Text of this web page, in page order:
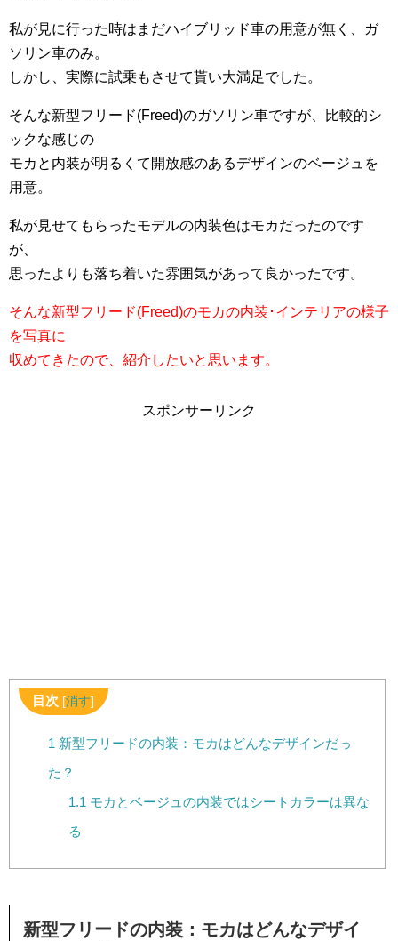
私が見に行った時はまだハイブリッド車の用意が無く、ガ
ソリン車のみ。
しかし、実際に試乗もさせて貰い大満足でした。
そんな新型フリード(Freed)のガソリン車ですが、比較的シ
ックな感じの
モカと内装が明るくて開放感のあるデザインのベージュを
用意。
私が見せてもらったモデルの内装色はモカだったのです
が、
思ったよりも落ち着いた雰囲気があって良かったです。
そんな新型フリード(Freed)のモカの内装･インテリアの様子
を写真に
収めてきたので、紹介したいと思います。
スポンサーリンク
目次 [消す]
1 新型フリードの内装：モカはどんなデザインだっ
た？
1.1 モカとベージュの内装ではシートカラーは異な
る
新型フリードの内装：モカはどんなデザイ